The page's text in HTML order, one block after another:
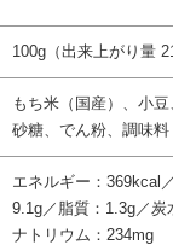
100g（出来上がり量
もち米（国産）、小豆
砂糖、でん粉、調味料
エネルギー：369kcal
9.1g／脂質：1.3g／炭
ナトリウム：234mg